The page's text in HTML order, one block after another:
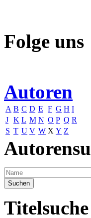
Folge uns
Autoren
A B C D E F G H I
J K L M N O P Q R
S T U V W X Y Z
Titelsuche